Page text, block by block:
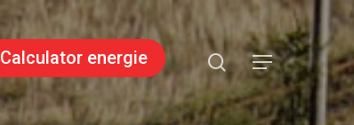
Calculator energie
search
Menu